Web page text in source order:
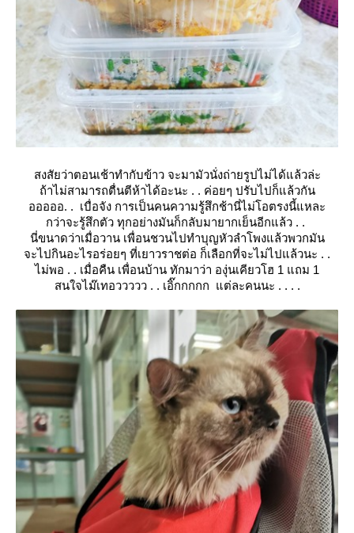
สงสัยว่าตอนเช้าทำกับข้าว จะมามัวนั่งถ่ายรูปไม่ได้แล้วล่ะ
ถ้าไม่สามารถตื่นตีห้าได้อะนะ . . ค่อยๆ ปรับไปก็แล้วกัน
อออออ. . เบื่อจัง การเป็นคนความรู้สึกช้านี่ไม่โอตรงนี้แหละ
กว่าจะรู้สึกตัว ทุกอย่างมันก็กลับมายากเย็นอีกแล้ว . .
นี่ขนาดว่าเมื่อวาน เพื่อนชวนไปทำบุญหัวลำโพงแล้วพวกมัน
จะไปกินอะไรอร่อยๆ ที่เยาวราชต่อ ก็เลือกที่จะไม่ไปแล้วนะ . .
ไม่พอ . . เมื่อคืน เพื่อนบ้าน ทักมาว่า องุ่นเคียวโฮ 1 แถม 1
สนใจไม๊เทอววววว . . เอิ๊กกกกก แต่ละคนนะ . . . .